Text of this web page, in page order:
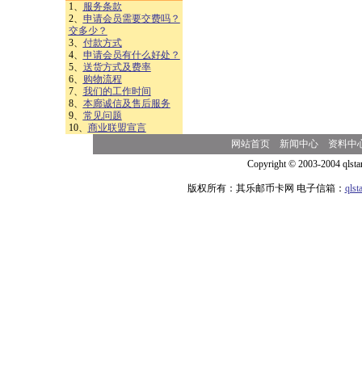
1、
服务条款
2、 申请会员需要交费吗？
交多少？
3、 付款方式
4、 申请会员有什么好处？
5、 送货方式及费率
6、
购物流程
7、 我们的工作时间
8、 本廊诚信及售后服务
9、 常见问题
10、 商业联盟宣言
网站首页 新闻中心
资料中
Copyright © 2003-2004
版权所有：其乐邮币卡网 电子信箱：